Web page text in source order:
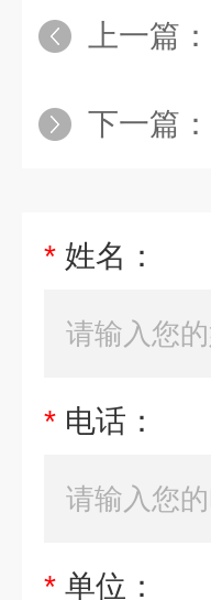
上一篇：
下一篇：
* 姓名：
* 电话：
* 单位：